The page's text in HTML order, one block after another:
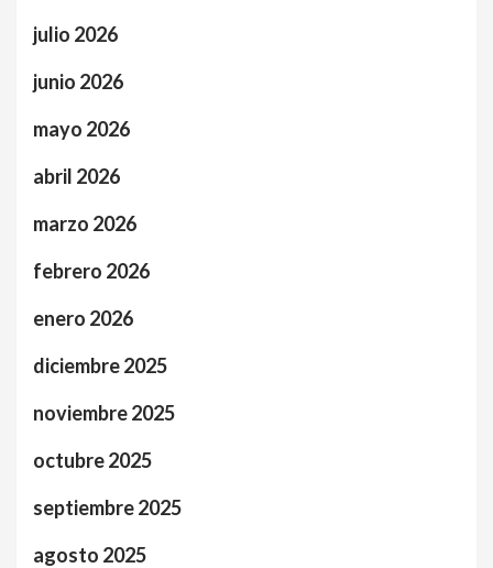
julio 2026
junio 2026
mayo 2026
abril 2026
marzo 2026
febrero 2026
enero 2026
diciembre 2025
noviembre 2025
octubre 2025
septiembre 2025
agosto 2025